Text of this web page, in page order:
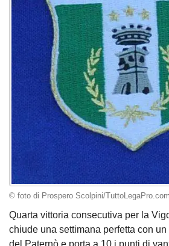
© foto di Prospero Scolpini/TuttoLegaPro.com
Quarta vittoria consecutiva per la
chiude una settimana perfetta con
del Paternò e porta a 10 i punti di